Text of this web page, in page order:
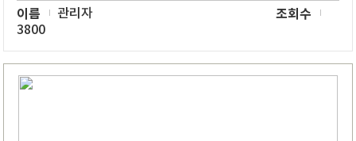
이름 관리자 조회수
3800